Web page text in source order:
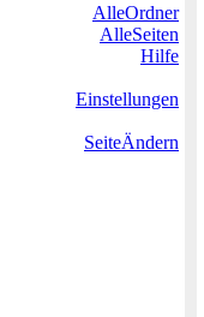
AlleOrdner
AlleSeiten
Hilfe
Einstellungen
SeiteÄndern